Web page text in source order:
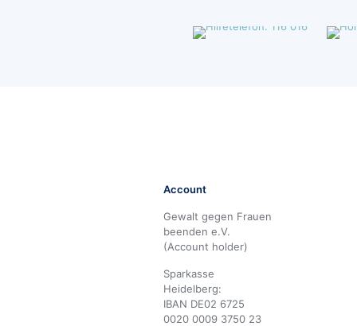
Account
Gewalt gegen Frauen
beenden e.V.
(Account holder)
Sparkasse
Heidelberg:
IBAN DE02 6725
0020 0009 3750 23